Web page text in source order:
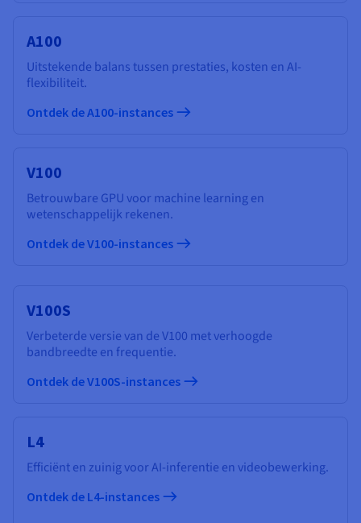
A100
Uitstekende balans tussen prestaties, kosten en AI-
flexibiliteit.
Ontdek de A100-instances
V100
Betrouwbare GPU voor machine learning en
wetenschappelijk rekenen.
Ontdek de V100-instances
V100S
Verbeterde versie van de V100 met verhoogde
bandbreedte en frequentie.
Ontdek de V100S-instances
L4
Efficiënt en zuinig voor AI-inferentie en videobewerking.
Ontdek de L4-instances